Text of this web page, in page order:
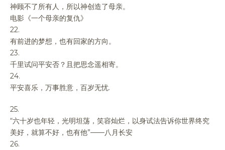
神顾不了所有人，所以神创造了母亲。
电影《一个母亲的复仇》
22.
有前进的梦想，也有回家的方向。
23.
千里试问平安否？且把思念遥相寄。
24.
平安喜乐，万事胜意，百岁无忧.
25.
“六十岁也年轻，光明坦荡，笑容灿烂，以身试法告诉你世界终究
美好，就算不好，也有他”——八月长安
26.